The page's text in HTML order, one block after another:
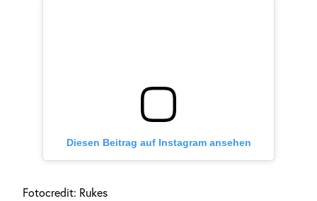
Diesen Beitrag auf Instagram ansehen
Fotocredit: Rukes